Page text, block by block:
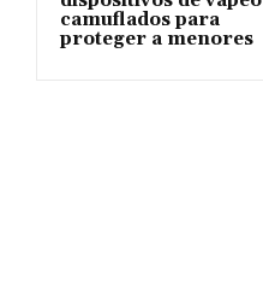
camuflados para
proteger a menores